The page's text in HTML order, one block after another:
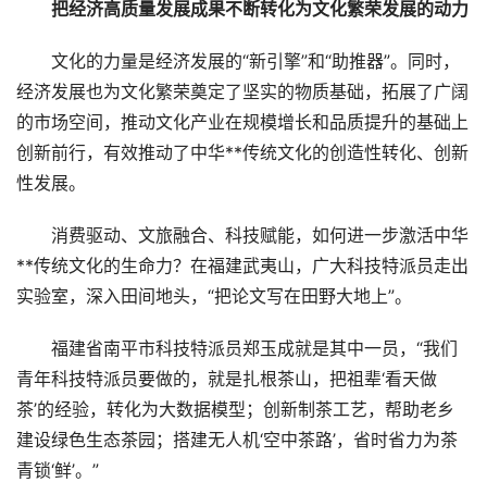
把经济高质量发展成果不断转化为文化繁荣发展的动力
文化的力量是经济发展的“新引擎”和“助推器”。同时，
经济发展也为文化繁荣奠定了坚实的物质基础，拓展了广阔
的市场空间，推动文化产业在规模增长和品质提升的基础上
创新前行，有效推动了中华**传统文化的创造性转化、创新
性发展。
消费驱动、文旅融合、科技赋能，如何进一步激活中华
**传统文化的生命力？在福建武夷山，广大科技特派员走出
实验室，深入田间地头，“把论文写在田野大地上”。
福建省南平市科技特派员郑玉成就是其中一员，“我们
青年科技特派员要做的，就是扎根茶山，把祖辈‘看天做
茶’的经验，转化为大数据模型；创新制茶工艺，帮助老乡
建设绿色生态茶园；搭建无人机‘空中茶路’，省时省力为茶
青锁‘鲜’。”